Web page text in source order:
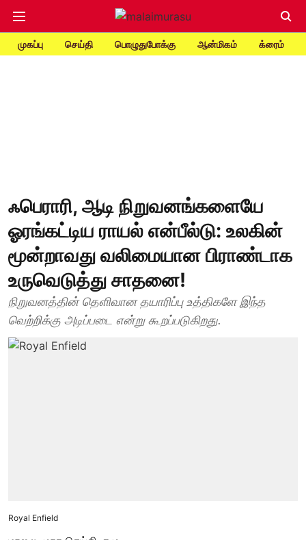
முகப்பு செய்தி பொழுதுபோக்கு ஆன்மிகம் க்ரைம்
ஃபெராரி, ஆடி நிறுவனங்களையே
ஓரங்கட்டிய ராயல் என்பீல்டு: உலகின்
மூன்றாவது வலிமையான பிராண்டாக
உருவெடுத்து சாதனை!
நிறுவனத்தின் தெளிவான தயாரிப்பு உத்திகளே இந்த
வெற்றிக்கு அடிப்படை என்று கூறப்படுகிறது.
Royal Enfield